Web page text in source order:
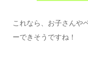
これなら、お子さんや
ーできそうですね！